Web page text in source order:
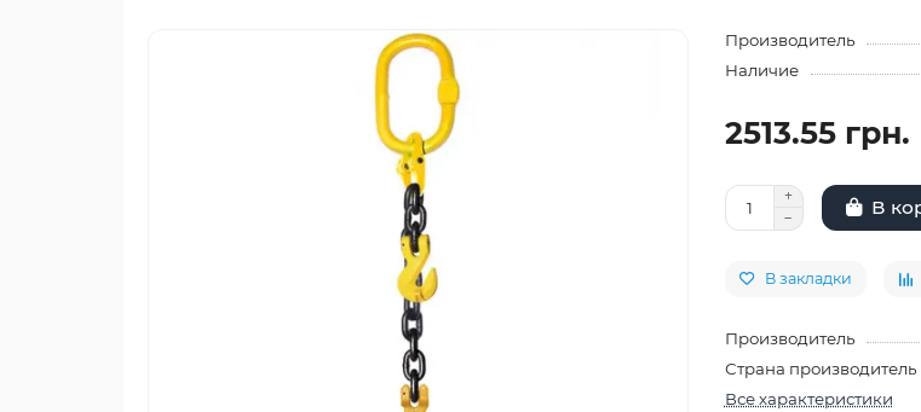
Производитель
Наличие
2513.55 грн.
В
В закладки
Производитель
Страна производитель
Все характеристики